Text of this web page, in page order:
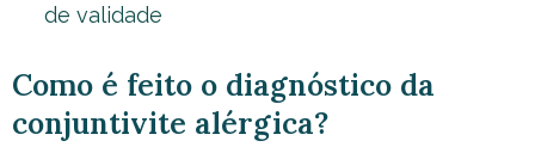
de validade
Como é feito o diagnóstico da
conjuntivite alérgica?